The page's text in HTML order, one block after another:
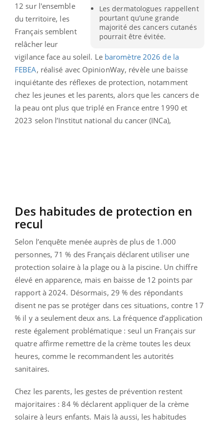
Les dermatologues rappellent
pourtant qu’une grande
majorité des cancers cutanés
pourrait être évitée.
12 sur l'ensemble
du territoire, les
Français semblent
relâcher leur
vigilance face au soleil. Le baromètre 2026 de la
FEBEA, réalisé avec OpinionWay, révèle une baisse
inquiétante des réflexes de protection, notamment
chez les jeunes et les parents, alors que les cancers de
la peau ont plus que triplé en France entre 1990 et
2023 selon l’Institut national du cancer (INCa),
Des habitudes de protection en
recul
Selon l’enquête menée auprès de plus de 1.000
personnes, 71 % des Français déclarent utiliser une
protection solaire à la plage ou à la piscine. Un chiffre
élevé en apparence, mais en baisse de 12 points par
rapport à 2024. Désormais, 29 % des répondants
disent ne pas se protéger dans ces situations, contre 17
% il y a seulement deux ans. La fréquence d’application
reste également problématique : seul un Français sur
quatre affirme remettre de la crème toutes les deux
heures, comme le recommandent les autorités
sanitaires.
Chez les parents, les gestes de prévention restent
majoritaires : 84 % déclarent appliquer de la crème
solaire à leurs enfants. Mais là aussi, les habitudes